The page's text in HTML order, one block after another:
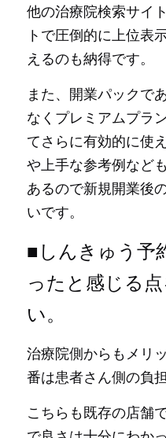
他の治療院検索サイ
トで圧倒的に上位表
えるのも納得です。
また、開業パックで
なくプレミアムプラ
てさらに有効的に使
や上手な参考例など
あるので新規開業後
いです。
■しんきゅう予
ったと感じる
い。
治療院側からもメリ
番は患者さん側の負
こちらも既存の店舗